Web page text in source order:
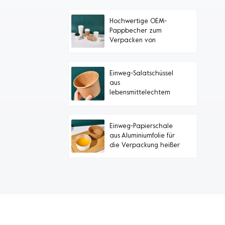
Hochwertige OEM-
Pappbecher zum
Verpacken von
Einweg-Salatschüssel
aus
lebensmittelechtem
Einweg-Papierschale
aus Aluminiumfolie für
die Verpackung heißer